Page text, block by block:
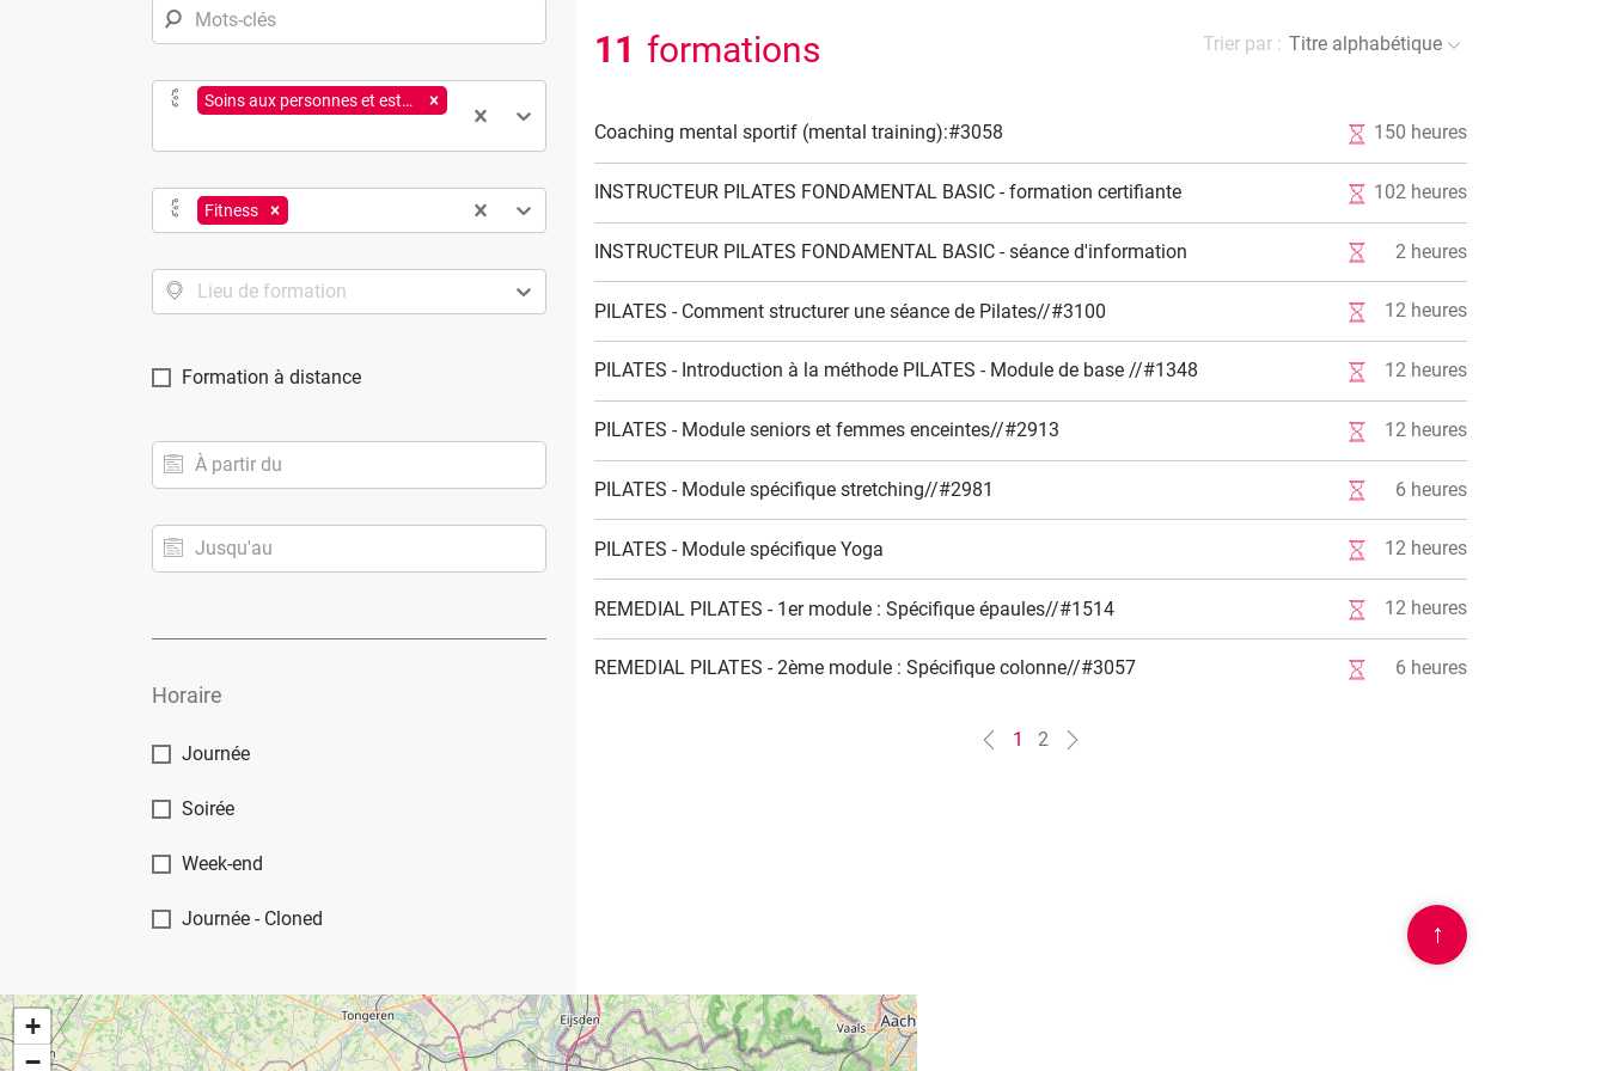
Soins aux personnes et esthétique
Fitness
Lieu de formation
Formation à distance
Horaire
Journée
Soirée
Week-end
Journée - Cloned
Trier par : Titre alphabétique
11 formations
Coaching mental sportif (mental training):#3058 150 heures
INSTRUCTEUR PILATES FONDAMENTAL BASIC - formation certifiante 102 heures
INSTRUCTEUR PILATES FONDAMENTAL BASIC - séance d'information 2 heures
PILATES - Comment structurer une séance de Pilates//#3100 12 heures
PILATES - Introduction à la méthode PILATES - Module de base //#1348 12 heures
PILATES - Module seniors et femmes enceintes//#2913 12 heures
PILATES - Module spécifique stretching//#2981 6 heures
PILATES - Module spécifique Yoga 12 heures
REMEDIAL PILATES - 1er module : Spécifique épaules//#1514 12 heures
REMEDIAL PILATES - 2ème module : Spécifique colonne//#3057 6 heures
1 2
↑
+
−